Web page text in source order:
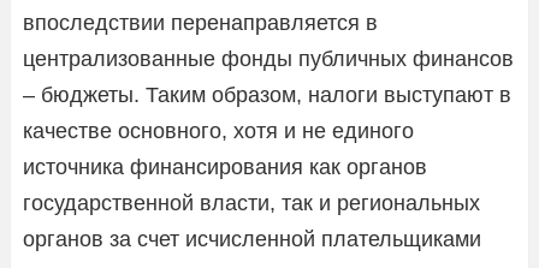
впоследствии перенаправляется в
централизованные фонды публичных финансов
– бюджеты. Таким образом, налоги выступают в
качестве основного, хотя и не единого
источника финансирования как органов
государственной власти, так и региональных
органов за счет исчисленной плательщиками